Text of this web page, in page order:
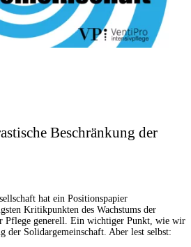
Beschränkung der
hat ein Positionspapier
Kritikpunkten des Wachstums der
Pflege generell. Ein wichtiger Punkt, wie wir
der Solidargemeinschaft. Aber lest selbst: